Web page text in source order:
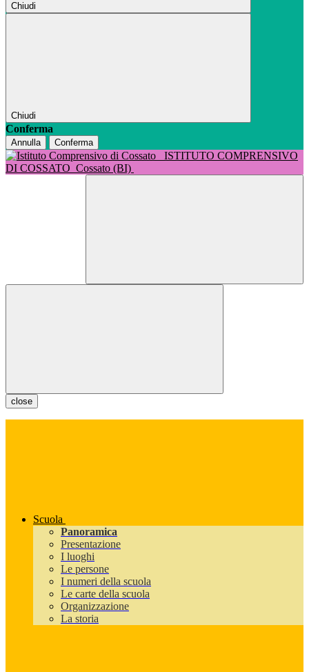
Chiudi
Chiudi
Conferma
Annulla Conferma
ISTITUTO COMPRENSIVO
DI COSSATO Cossato (BI)
close
Scuola
Panoramica
Presentazione
I luoghi
Le persone
I numeri della scuola
Le carte della scuola
Organizzazione
La storia